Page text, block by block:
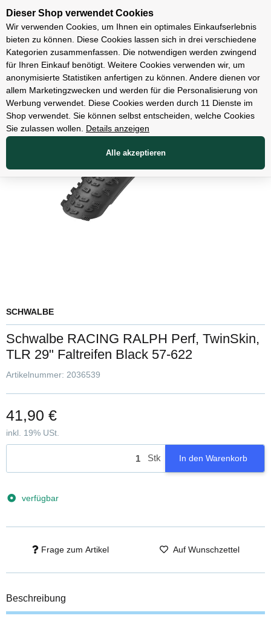
Unsere Filialen
Teile
SCHWALBE
Schwalbe RACING RALPH Perf, TwinSkin,
TLR 29" Faltreifen Black 57-622
Artikelnummer: 2036539
41,90 €
inkl. 19% USt.
Stk In den Warenkorb
verfügbar
Frage zum Artikel Auf Wunschzettel
Beschreibung
Dieser Shop verwendet Cookies
Wir verwenden Cookies, um Ihnen ein optimales Einkaufserlebnis
bieten zu können. Diese Cookies lassen sich in drei verschiedene
Kategorien zusammenfassen. Die notwendigen werden zwingend
für Ihren Einkauf benötigt. Weitere Cookies verwenden wir, um
anonymisierte Statistiken anfertigen zu können. Andere dienen vor
allem Marketingzwecken und werden für die Personalisierung von
Werbung verwendet. Diese Cookies werden durch 11 Dienste im
Shop verwendet. Sie können selbst entscheiden, welche Cookies
Sie zulassen wollen.
Details anzeigen
Alle akzeptieren